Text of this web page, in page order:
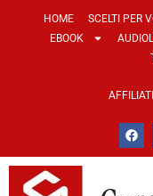
HOME SCELTI PER
EBOOK
AFFILIATI